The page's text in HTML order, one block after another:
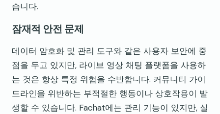
습니다.
잠재적 안전 문제
데이터 암호화 및 관리 도구와 같은 사용자 보안에 중
점을 두고 있지만, 라이브 영상 채팅 플랫폼을 사용하
는 것은 항상 특정 위험을 수반합니다. 커뮤니티 가이
드라인을 위반하는 부적절한 행동이나 상호작용이 발
생할 수 있습니다. Fachat에는 관리 기능이 있지만, 실